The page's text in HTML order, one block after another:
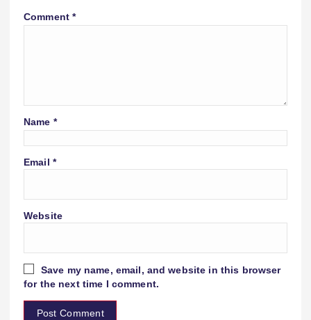
Comment*
Name *
Email *
Website
Save my name, email, and website in this browser
for the next time I comment.